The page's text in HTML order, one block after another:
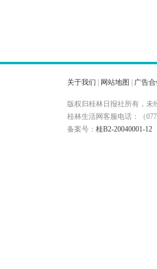
关于我们 网站地图 广告
版权归桂林日报社所有，未
桂林生活网客服电话：（
备案号： 桂B2-20040001-12